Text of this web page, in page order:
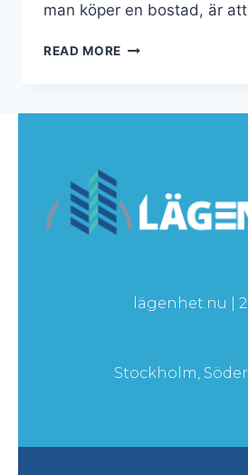
man köper en bostad, är
READ MORE
lägenhet.nu |
Stockholm,